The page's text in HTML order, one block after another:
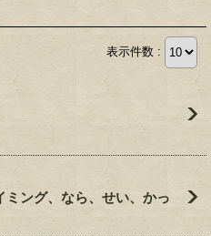
表示件数 :
ング、なら、せい、かっ